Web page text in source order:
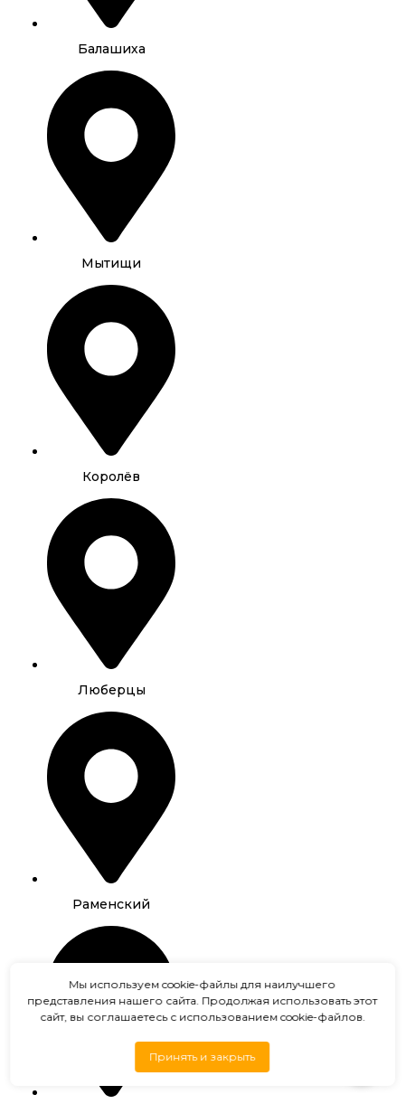
Балашиха
Мытищи
Королёв
Люберцы
Раменский
Мы используем cookie-файлы для наилучшего
представления нашего сайта. Продолжая использовать этот
сайт, вы соглашаетесь с использованием cookie-файлов.
Принять и закрыть